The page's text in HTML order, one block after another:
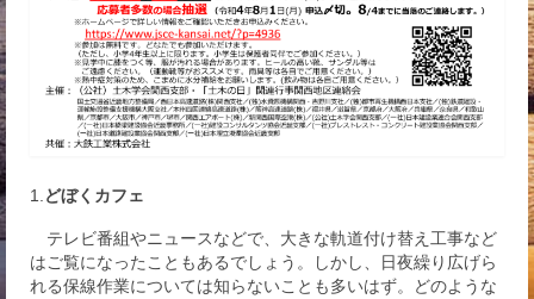
1. どぼくカフェ
テレビ番組やニュースなどで、大きな軌道付け替え工事など
はご覧になったこともあるでしょう。しかし、日夜繰り広げら
れる保線作業については知らないことも多いはず。どのような